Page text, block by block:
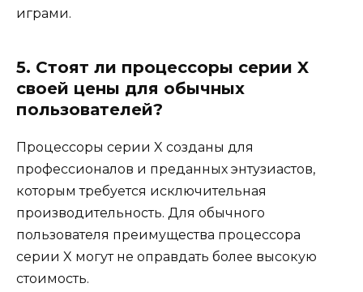
играми.
5. Стоят ли процессоры серии X
своей цены для обычных
пользователей?
Процессоры серии X созданы для
профессионалов и преданных энтузиастов,
которым требуется исключительная
производительность. Для обычного
пользователя преимущества процессора
серии X могут не оправдать более высокую
стоимость.